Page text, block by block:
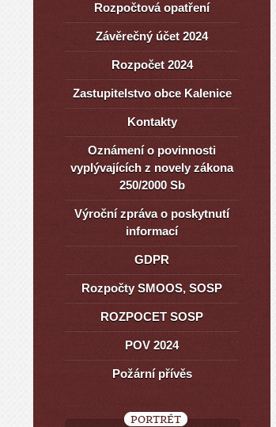
Rozpočtová opatření
Závěrečný účet 2024
Rozpočet 2024
Zastupitelstvo obce Kalenice
Kontakty
Oznámení o povinnosti
vyplývajících z novely zákona
250/2000 Sb
Výroční zpráva o poskytnutí
informací
GDPR
Rozpočty SMOOS, SOSP
ROZPOCET SOSP
POV 2024
Požární přívěs
PORTRÉT